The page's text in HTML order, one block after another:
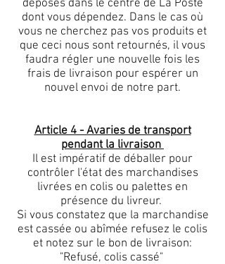
déposés dans le centre de La Poste
dont vous dépendez. Dans le cas où
vous ne cherchez pas vos produits et
que ceci nous sont retournés, il vous
faudra régler une nouvelle fois les
frais de livraison pour espérer un
nouvel envoi de notre part.
Article 4 - Avaries de transport
pendant la livraison
Il est impératif de déballer pour
contrôler l'état des marchandises
livrées en colis ou palettes en
présence du livreur.
Si vous constatez que la marchandise
est cassée ou abîmée refusez le colis
et notez sur le bon de livraison:
"Refusé, colis cassé"